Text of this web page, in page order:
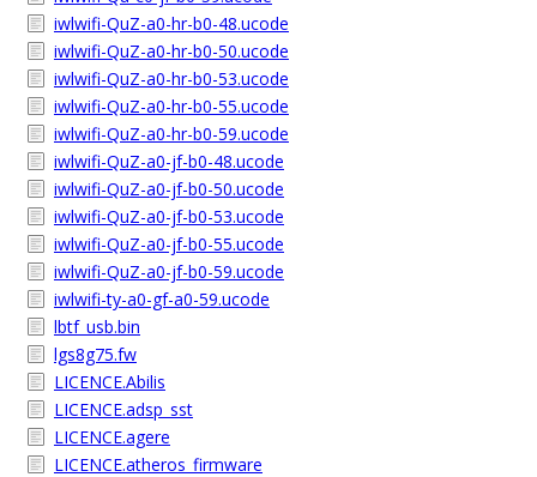
iwlwifi-QuZ-a0-hr-b0-48.ucode
iwlwifi-QuZ-a0-hr-b0-50.ucode
iwlwifi-QuZ-a0-hr-b0-53.ucode
iwlwifi-QuZ-a0-hr-b0-55.ucode
iwlwifi-QuZ-a0-hr-b0-59.ucode
iwlwifi-QuZ-a0-jf-b0-48.ucode
iwlwifi-QuZ-a0-jf-b0-50.ucode
iwlwifi-QuZ-a0-jf-b0-53.ucode
iwlwifi-QuZ-a0-jf-b0-55.ucode
iwlwifi-QuZ-a0-jf-b0-59.ucode
iwlwifi-ty-a0-gf-a0-59.ucode
lbtf_usb.bin
lgs8g75.fw
LICENCE.Abilis
LICENCE.adsp_sst
LICENCE.agere
LICENCE.atheros_firmware